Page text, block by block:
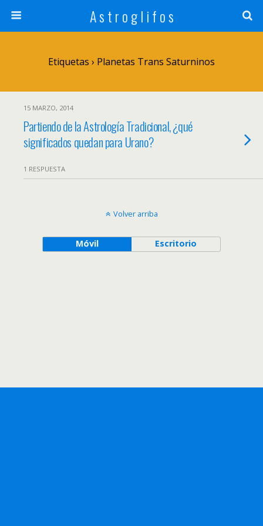
A s t r o g l i f o s
Etiquetas › Planetas Trans Saturninos
15 MARZO, 2014
Partiendo de la Astrología Tradicional, ¿qué
significados quedan para Urano?
1 RESPUESTA
Volver arriba
Móvil Escritorio